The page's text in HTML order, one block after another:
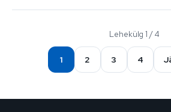
Lehekülg 1 / 4
1 2 3 4